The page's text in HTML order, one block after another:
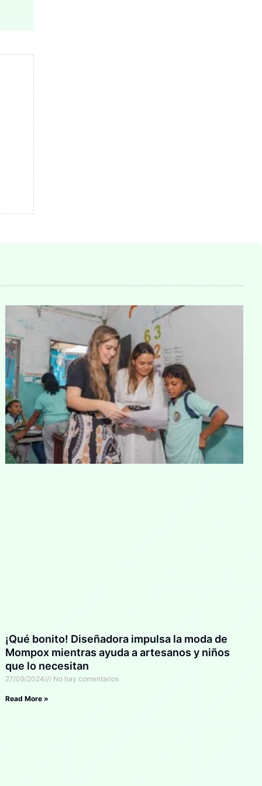
¡Qué bonito! Diseñadora impulsa la moda de
Mompox mientras ayuda a artesanos y niños
que lo necesitan
27/09/2024 No hay comentarios
Read More »